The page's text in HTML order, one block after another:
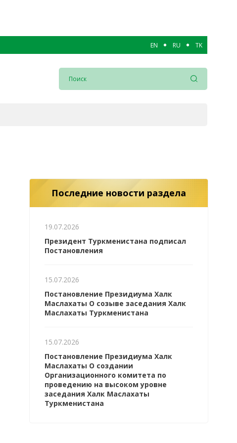
EN RU TK
Последние новости раздела
19.07.2026
Президент Туркменистана подписал
Постановления
15.07.2026
Постановление Президиума Халк
Маслахаты О созыве заседания Халк
Маслахаты Туркменистана
15.07.2026
Постановление Президиума Халк
Маслахаты О создании
Организационного комитета по
проведению на высоком уровне
заседания Халк Маслахаты
Туркменистана